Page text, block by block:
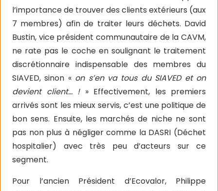
l’importance de trouver des clients extérieurs (aux
7 membres) afin de traiter leurs déchets. David
Bustin, vice président communautaire de la CAVM,
ne rate pas le coche en soulignant le traitement
discrétionnaire indispensable des membres du
SIAVED, sinon « on s’en va tous du SIAVED et on
devient client… !» Effectivement, les premiers
arrivés sont les mieux servis, c’est une politique de
bon sens. Ensuite, les marchés de niche ne sont
pas non plus à négliger comme la DASRI (Déchet
hospitalier) avec très peu d’acteurs sur ce
segment.
Pour l’ancien Président d’Ecovalor, Philippe